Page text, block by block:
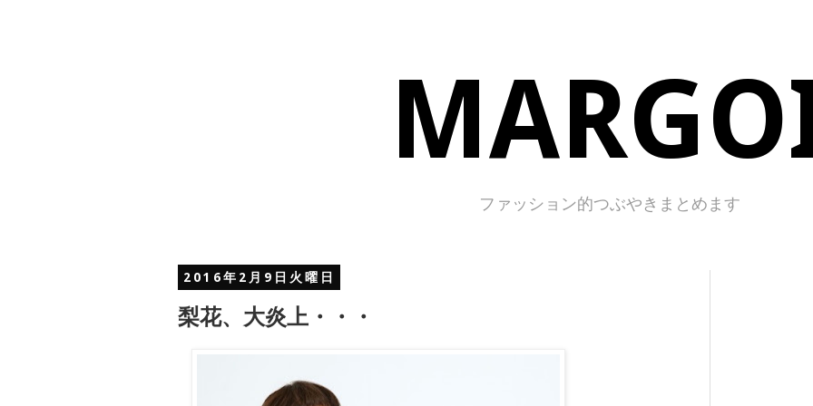
ファッション的つぶやきまとめます
2016年2月9日火曜日
梨花、大炎上・・・